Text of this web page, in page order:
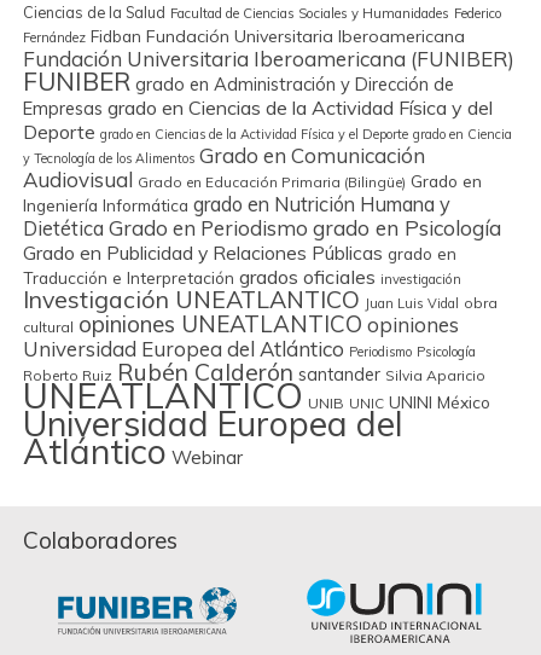
Ciencias de la Salud Facultad de Ciencias Sociales y Humanidades Federico
Fernández Fidban Fundación Universitaria Iberoamericana
Fundación Universitaria Iberoamericana (FUNIBER)
FUNIBER grado en Administración y Dirección de
Empresas grado en Ciencias de la Actividad Física y del
Deporte grado en Ciencias de la Actividad Física y el Deporte grado en Ciencia
y Tecnología de los Alimentos Grado en Comunicación
Audiovisual Grado en Educación Primaria (Bilingüe) Grado en
Ingeniería Informática grado en Nutrición Humana y
Dietética Grado en Periodismo grado en Psicología
Grado en Publicidad y Relaciones Públicas grado en
Traducción e Interpretación grados oficiales investigación
Investigación UNEATLANTICO Juan Luis Vidal
obra
cultural opiniones UNEATLANTICO opiniones
Universidad Europea del Atlántico Periodismo Psicología
Roberto Ruiz Rubén Calderón santander Silvia Aparicio
UNEATLANTICO UNIB UNIC UNINI México
Universidad Europea del
Atlántico Webinar
Colaboradores